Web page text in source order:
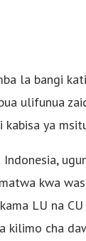
la bangi
ulifunua
ya
Indonesia,
kwa
LU na
kilimo cha